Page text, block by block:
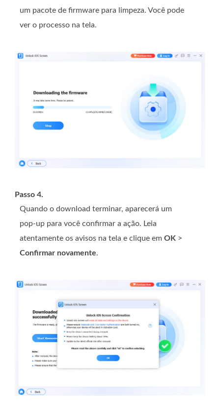
um pacote de firmware para limpeza. Você pode
ver o processo na tela.
Passo 4.
Quando o download terminar, aparecerá um
pop-up para você confirmar a ação. Leia
atentamente os avisos na tela e clique em OK >
Confirmar novamente.